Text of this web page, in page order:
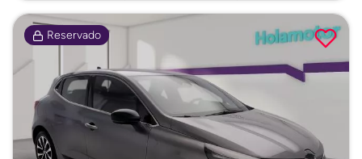
Reservado